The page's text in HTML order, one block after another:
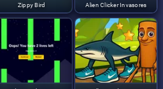
Zippy Bird Alien Clicker Invasores